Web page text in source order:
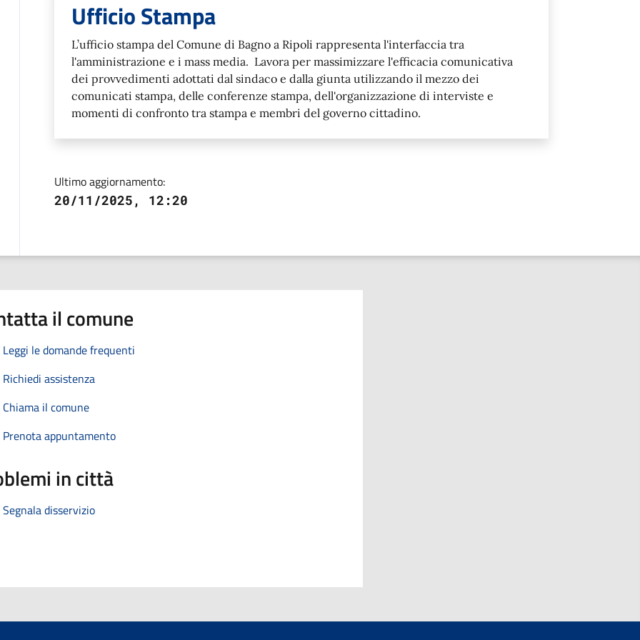
Ufficio Stampa
L’ufficio stampa del Comune di Bagno a Ripoli rappresenta l'interfaccia tra
l'amministrazione e i mass media. Lavora per massimizzare l'efficacia comunicativa
dei provvedimenti adottati dal sindaco e dalla giunta utilizzando il mezzo dei
comunicati stampa, delle conferenze stampa, dell'organizzazione di interviste e
momenti di confronto tra stampa e membri del governo cittadino.
Ultimo aggiornamento:
20/11/2025, 12:20
il comune
Leggi le domande frequenti
Richiedi assistenza
Chiama il comune
Prenota appuntamento
in città
Segnala disservizio